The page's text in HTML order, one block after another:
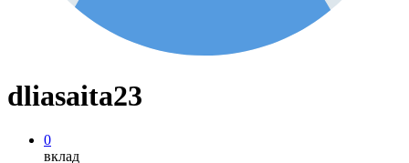
dliasaita23
0
вклад